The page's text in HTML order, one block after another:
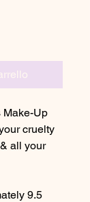
Make-Up
cruelty
all your
9.5